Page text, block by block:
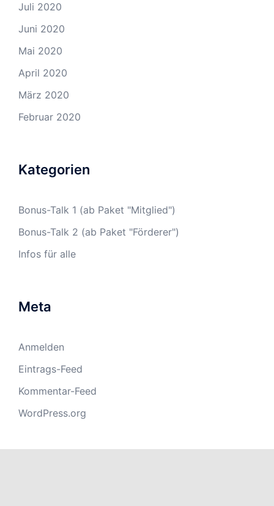
Juli 2020
Juni 2020
Mai 2020
April 2020
März 2020
Februar 2020
Kategorien
Bonus-Talk 1 (ab Paket "Mitglied")
Bonus-Talk 2 (ab Paket "Förderer")
Infos für alle
Meta
Anmelden
Eintrags-Feed
Kommentar-Feed
WordPress.org